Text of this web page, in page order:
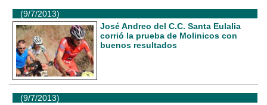
(9/7/2013)
José Andreo del C.C. Santa Eulalia
corrió la prueba de Molinicos con
buenos resultados
(9/7/2013)